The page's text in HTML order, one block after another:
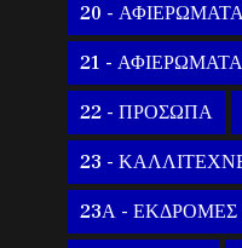
20 -
21 -
22 - ΠΡΟΣΩΠΑ
23 -
23Α -